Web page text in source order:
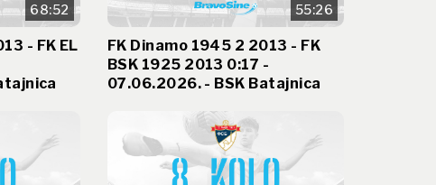
68:52
- FK EL
55:26
FK Dinamo 1945 2 2013 - FK
BSK 1925 2013 0:17 -
07.06.2026. - BSK Batajnica